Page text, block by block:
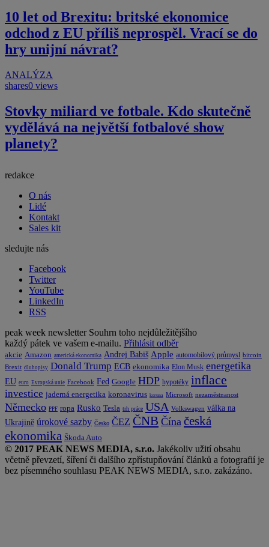
10 let od Brexitu: britské ekonomice
odchod z EU příliš neprospěl. Vrací se do
hry unijní návrat?
ANALÝZA
shares0 views
Stovky miliard ve fotbale. Kdo skutečně
vydělává na největší fotbalové show
planety?
redakce
O nás
Lidé
Kontakt
Sales kit
sledujte nás
Facebook
Twitter
YouTube
LinkedIn
RSS
peak week newsletter Souhrn toho nejdůležitějšího
každý pátek ve vašem e-mailu. Přihlásit odběr
akcie Amazon americká ekonomika Andrej Babiš Apple automobilový průmysl bitcoin
Brexit dluhopisy Donald Trump ECB ekonomika Elon Musk energetika
EU euro Evropská unie Facebook Fed Google HDP hypotéky inflace
investice jaderná energetika koronavirus koruna Microsoft nezaměstnanost
Německo PPF ropa Rusko Tesla trh práce USA Volkswagen válka na
Ukrajině úrokové sazby Česko ČEZ ČNB Čína česká
ekonomika Škoda Auto
© 2017 PEAK NEWS MEDIA, s.r.o. Jakékoliv užití obsahu
včetně převzetí, šíření či dalšího zpřístupňování článků a fotografií je
bez písemného souhlasu PEAK NEWS MEDIA, s.r.o. zakázáno.